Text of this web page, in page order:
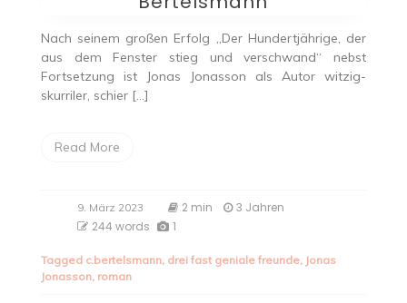
Nach seinem großen Erfolg „Der Hundertjährige, der
aus dem Fenster stieg und verschwand“ nebst
Fortsetzung ist Jonas Jonasson als Autor witzig-
skurriler, schier […]
Read More
9. März 2023 2 min
3 Jahren
244 words
1
Tagged c.bertelsmann, drei fast geniale freunde, Jonas
Jonasson, roman